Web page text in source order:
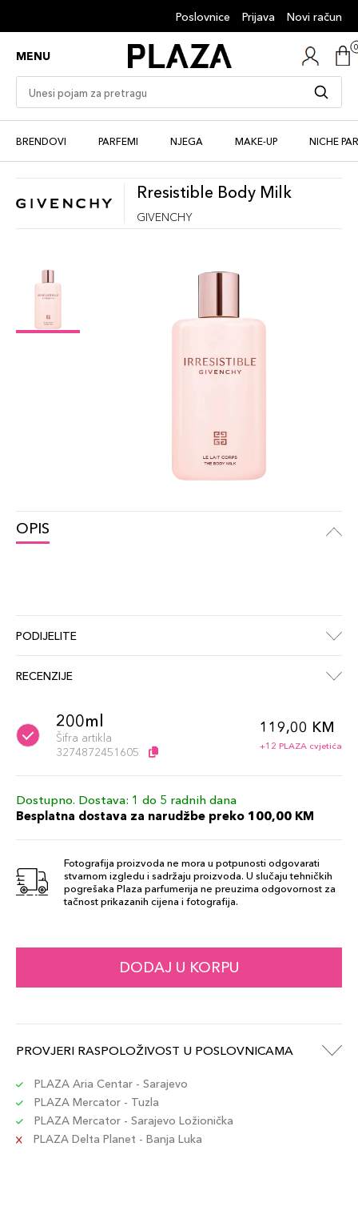
Poslovnice Prijava Novi račun
MENU
BRENDOVI PARFEMI NJEGA MAKE-UP NICHE
Rresistible Body Milk
GIVENCHY
OPIS
PODIJELITE
RECENZIJE
200ml
Šifra artikla
3274872451605
119,00 KM
+12 PLAZA cvjetića
Dostupno. Dostava: 1 do 5 radnih dana
Besplatna dostava za narudžbe preko 100,00 KM
Fotografija proizvoda ne mora u potpunosti odgovarati
stvarnom izgledu i sadržaju proizvoda. U slučaju tehničkih
pogrešaka Plaza parfumerija ne preuzima odgovornost za
tačnost prikazanih cijena i fotografija.
DODAJ U KORPU
PROVJERI RASPOLOŽIVOST U POSLOVNICAMA
PLAZA Aria Centar - Sarajevo
PLAZA Mercator - Tuzla
PLAZA Mercator - Sarajevo Ložionička
PLAZA Delta Planet - Banja Luka